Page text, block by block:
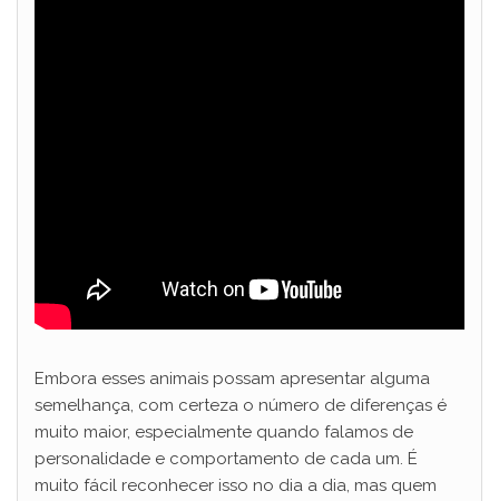
Embora esses animais possam apresentar alguma
semelhança, com certeza o número de diferenças é
muito maior, especialmente quando falamos de
personalidade e comportamento de cada um. É
muito fácil reconhecer isso no dia a dia, mas quem